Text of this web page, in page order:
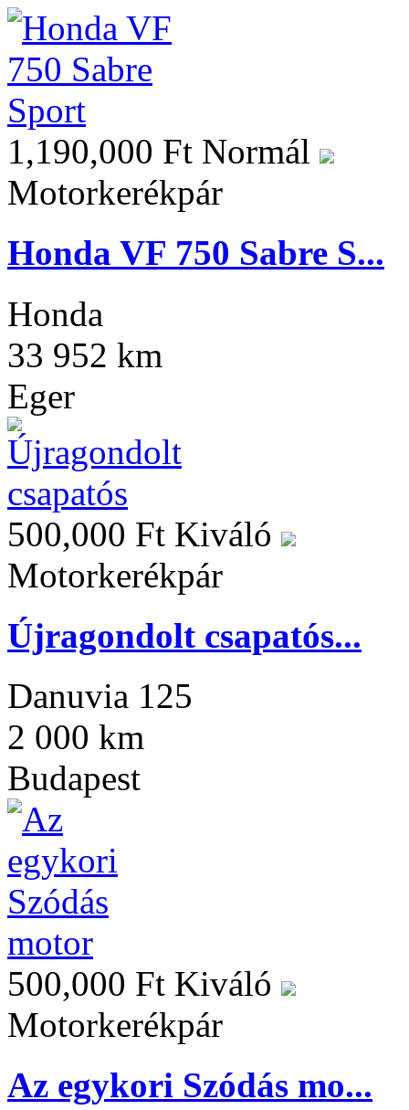
1,190,000 Ft Normál
Motorkerékpár
Honda VF 750 Sabre S...
Honda
33 952 km
Eger
500,000 Ft Kiváló
Motorkerékpár
Újragondolt csapatós...
Danuvia 125
2 000 km
Budapest
500,000 Ft Kiváló
Motorkerékpár
Az egykori Szódás mo...